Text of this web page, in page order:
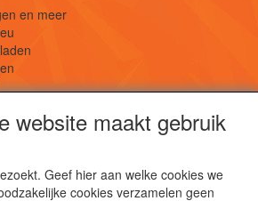
en meer
website maakt gebruik
Geef hier aan welke cookies we
cookies verzamelen geen